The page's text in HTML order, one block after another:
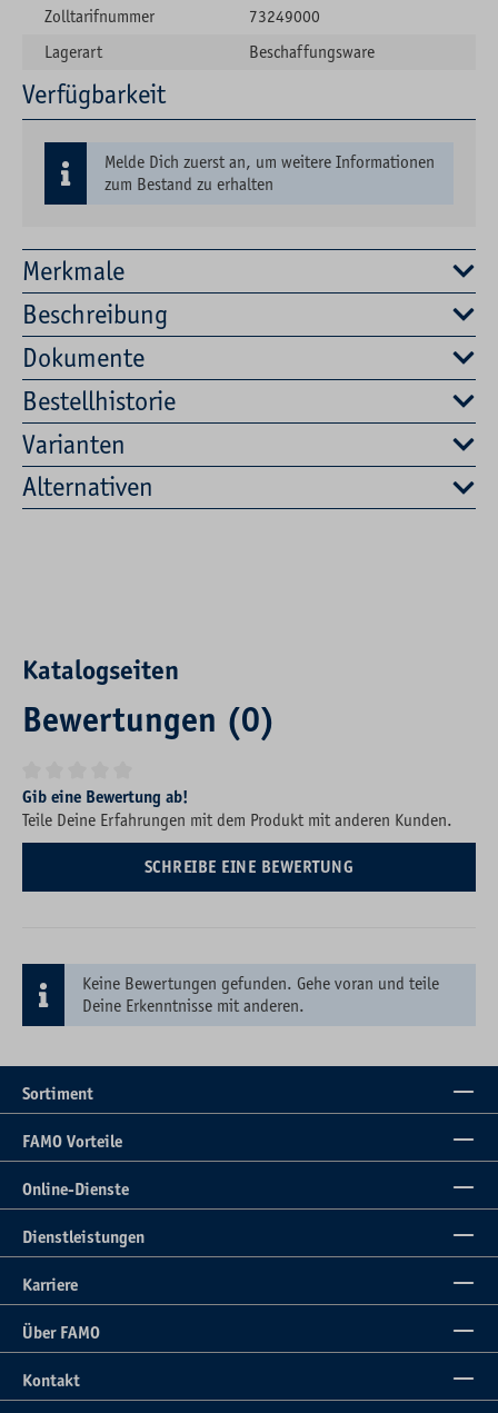
Merkmale
Beschreibung
Dokumente
Bestellhistorie
Varianten
Alternativen
Zolltarifnummer
73249000
Lagerart
Beschaffungsware
Verfügbarkeit
Melde Dich zuerst an, um weitere Informationen
zum Bestand zu erhalten
Katalogseiten
Bewertungen (0)
Durchschnittliche Bewertung von 0 von 5 Sternen
Gib eine Bewertung ab!
Teile Deine Erfahrungen mit dem Produkt mit anderen Kunden.
SCHREIBE EINE BEWERTUNG
Keine Bewertungen gefunden. Gehe voran und teile
Deine Erkenntnisse mit anderen.
Sortiment
FAMO Vorteile
Online-Dienste
Dienstleistungen
Karriere
Über FAMO
Kontakt